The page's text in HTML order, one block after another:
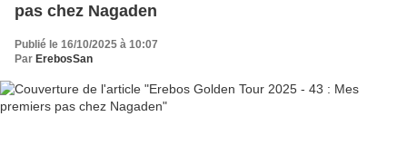
pas chez Nagaden
Publié le 16/10/2025 à 10:07
Par ErebosSan